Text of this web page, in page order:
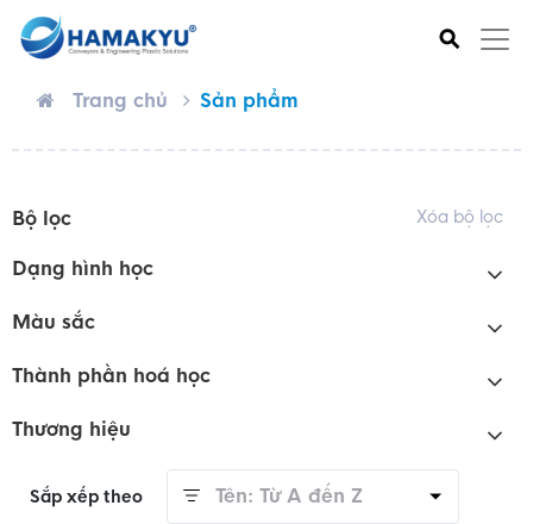
⚲
Trang chủ Sản phẩm
Bộ lọc Xóa bộ lọc
Dạng hình học
Màu sắc
Thành phần hoá học
Thương hiệu
Sắp xếp theo Tên: Từ A đến Z